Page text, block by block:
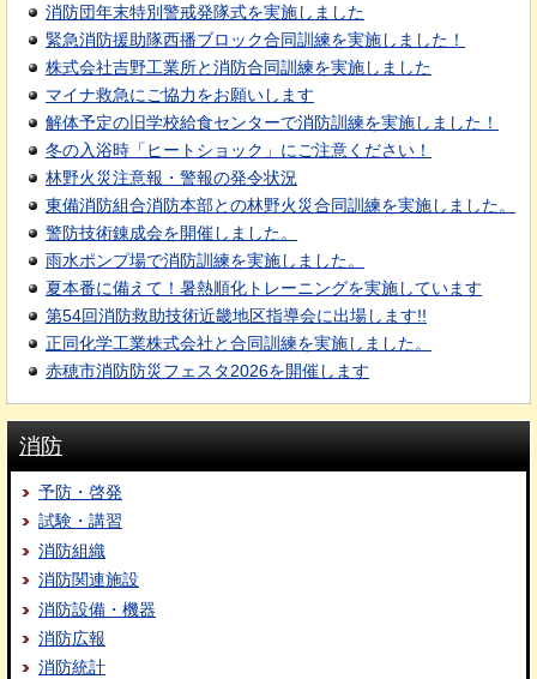
消防団年末特別警戒発隊式を実施しました
緊急消防援助隊西播ブロック合同訓練を実施しました！
株式会社吉野工業所と消防合同訓練を実施しました
マイナ救急にご協力をお願いします
解体予定の旧学校給食センターで消防訓練を実施しました！
冬の入浴時「ヒートショック」にご注意ください！
林野火災注意報・警報の発令状況
東備消防組合消防本部との林野火災合同訓練を実施しました。
警防技術錬成会を開催しました。
雨水ポンプ場で消防訓練を実施しました。
夏本番に備えて！暑熱順化トレーニングを実施しています
第54回消防救助技術近畿地区指導会に出場します!!
正同化学工業株式会社と合同訓練を実施しました。
赤穂市消防防災フェスタ2026を開催します
消防
予防・啓発
試験・講習
消防組織
消防関連施設
消防設備・機器
消防広報
消防統計